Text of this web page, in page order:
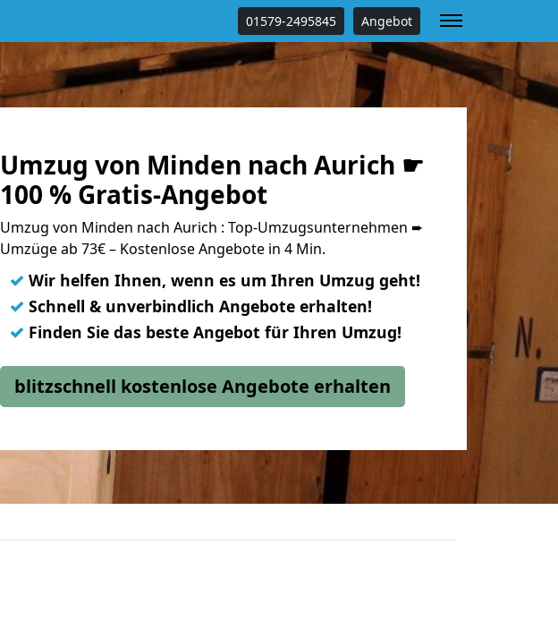
01579-2495845 Angebot
Umzug von Minden nach Aurich ☛
100 % Gratis-Angebot
Umzug von Minden nach Aurich : Top-Umzugsunternehmen ➨
Umzüge ab 73€ – Kostenlose Angebote in 4 Min.
✓ Wir helfen Ihnen, wenn es um Ihren Umzug geht!
✓ Schnell & unverbindlich Angebote erhalten!
✓ Finden Sie das beste Angebot für Ihren Umzug!
blitzschnell kostenlose Angebote erhalten